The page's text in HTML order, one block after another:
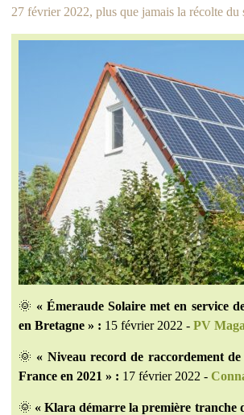
27 février 2022, plus que jamais la récolte du
🌞 « Émeraude Solaire met en service
en Bretagne » : 15 février 2022 -PV
🌞 « Niveau record de raccordement de
France en 2021 » : 17 février 2022 -
🌞 « Klara démarre la première tranche